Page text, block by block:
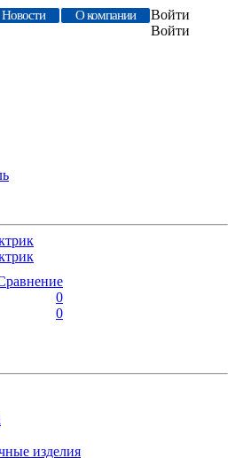
Новости О компании
Войти
Войти
0
0
изделия